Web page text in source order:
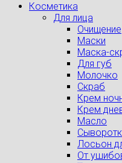
Косметика
Для лица
Очищение
Маски
Маска-
Для губ
Молочко
Скраб
Крем
Крем
Масло
Лосьон
От